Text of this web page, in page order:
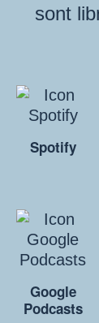
sont
Spotify
Google
Podcasts